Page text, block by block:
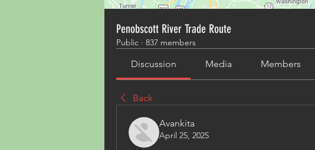
Penobscott River Trade Route
Public · 837 members
Discussion Media Members
Back
Avankita
April 25, 2025